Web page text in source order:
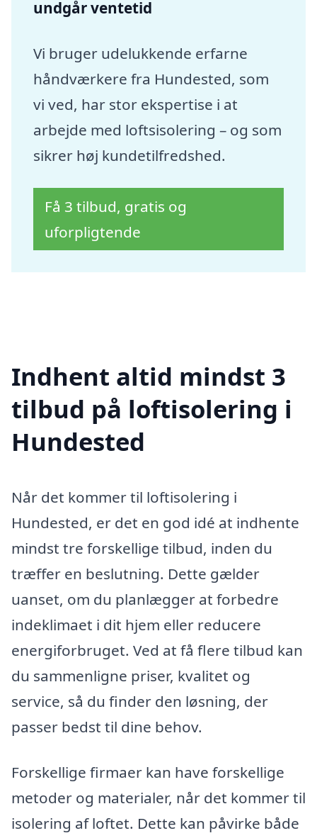
undgår ventetid
Vi bruger udelukkende erfarne
håndværkere fra Hundested, som
vi ved, har stor ekspertise i at
arbejde med loftsisolering – og som
sikrer høj kundetilfredshed.
Få 3 tilbud, gratis og
uforpligtende
Indhent altid mindst 3
tilbud på loftisolering i
Hundested
Når det kommer til loftisolering i
Hundested, er det en god idé at indhente
mindst tre forskellige tilbud, inden du
træffer en beslutning. Dette gælder
uanset, om du planlægger at forbedre
indeklimaet i dit hjem eller reducere
energiforbruget. Ved at få flere tilbud kan
du sammenligne priser, kvalitet og
service, så du finder den løsning, der
passer bedst til dine behov.
Forskellige firmaer kan have forskellige
metoder og materialer, når det kommer til
isolering af loftet. Dette kan påvirke både